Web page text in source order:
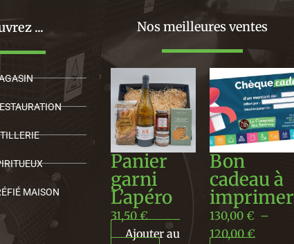
...
MAISON
Nos meilleures ventes
Panier
garni
L’apéro
31,50€
Ajouter au
Bon
cadeau à
imprimer
130,00 € –
120,00€
Plage
de
prix :
130,00 €